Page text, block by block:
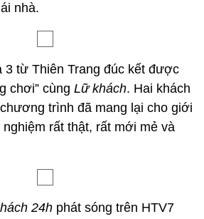
nhà.
3 từ Thiên Trang đúc kết được
chơi” cùng Lữ khách. Hai khách
trình đã mang lại cho giới
rất thật, rất mới mẻ và
24h phát sóng trên HTV7